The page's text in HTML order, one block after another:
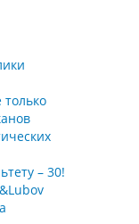
– 30!